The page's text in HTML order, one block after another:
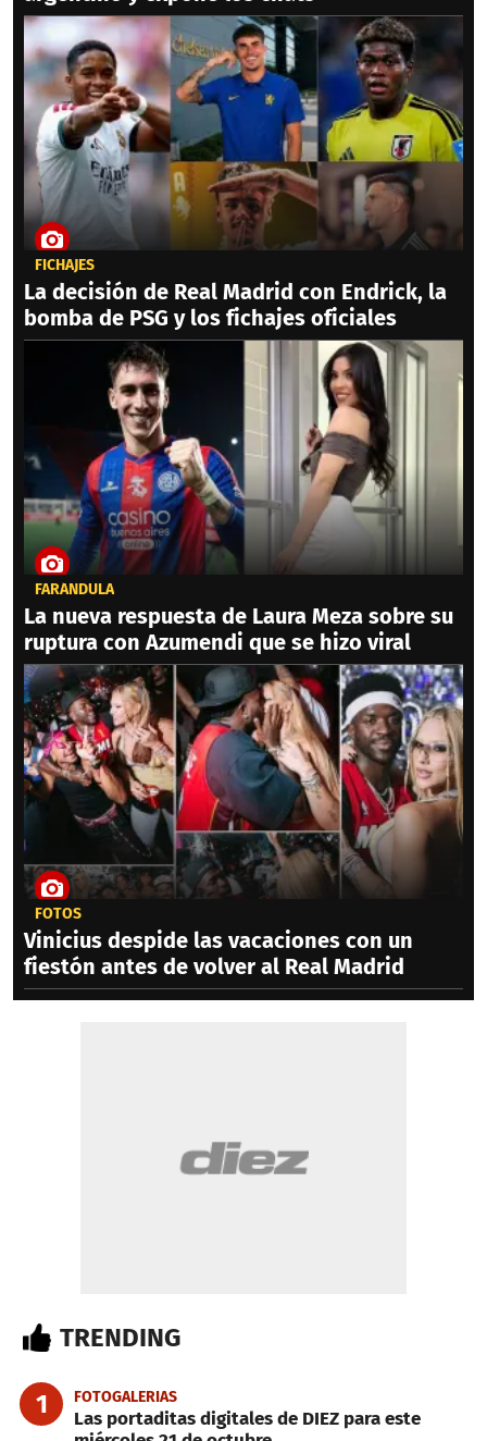
FICHAJES
La decisión de Real Madrid con Endrick, la
bomba de PSG y los fichajes oficiales
FARÁNDULA
La nueva respuesta de Laura Meza sobre su
ruptura con Azumendi que se hizo viral
FOTOS
Vinicius despide las vacaciones con un
fiestón antes de volver al Real Madrid
TRENDING
1 FOTOGALERIAS
Las portaditas digitales de DIEZ para este